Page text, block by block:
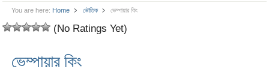
You are here: Home ভৌতিক ভেম্পায়ার কিং
(No Ratings Yet)
ভেম্পায়ার কিং